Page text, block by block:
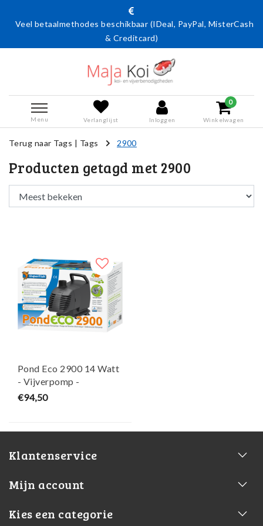
Veel betaalmethodes beschikbaar (IDeal, PayPal, MisterCash
& Creditcard)
Menu Verlanglijst Inloggen
0
Winkelwagen
Terug naar Tags | Tags 2900
Producten getagd met 2900
Pond Eco 2900 14 Watt
- Vijverpomp -
SuperFish
€94,50
Klantenservice
Mijn account
Kies een categorie